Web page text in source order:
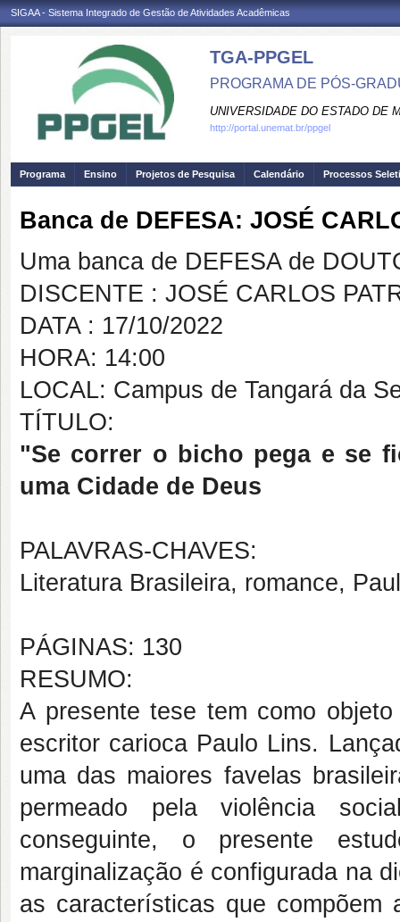
SIGAA - Sistema Integrado de Gestão de Atividades Acadêmicas
TGA-PPGEL
PROGRAMA DE PÓS-
UNIVERSIDADE DO ESTADO DE
http://portal.unemat.br/ppgel
Programa Ensino Projetos de Pesquisa Calendário Processos
Banca de DEFESA: JOSÉ
Uma banca de DEFESA de
DISCENTE : JOSÉ CARLOS
DATA : 17/10/2022
HORA: 14:00
LOCAL: Campus de Tangará da
TÍTULO:
"Se correr o bicho pega e se
uma Cidade de Deus
PALAVRAS-CHAVES:
Literatura Brasileira, romance,
PÁGINAS: 130
RESUMO:
A presente tese tem como
escritor carioca Paulo Lins.
uma das maiores favelas
permeado pela violência
conseguinte, o presente
marginalização é configurada na
as características que compõem